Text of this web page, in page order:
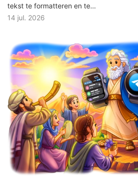
tekst te formatteren en te…
14 jul. 2026